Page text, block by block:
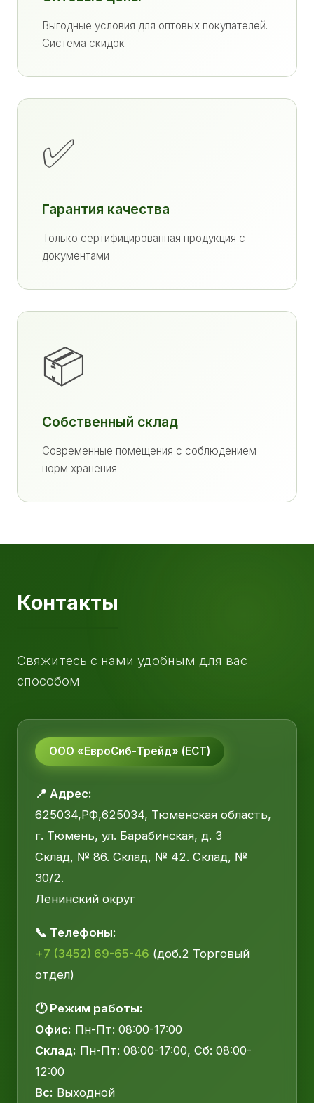
Выгодные условия для оптовых покупателей.
Система скидок
✅
Гарантия качества
Только сертифицированная продукция с
документами
📦
Собственный склад
Современные помещения с соблюдением
норм хранения
Контакты
Свяжитесь с нами удобным для вас
способом
ООО «ЕвроСиб-Трейд» (ЕСТ)
📍 Адрес:
625034,РФ,625034, Тюменская область,
г. Тюмень, ул. Барабинская, д. 3
Склад, № 86. Склад, № 42. Склад, №
30/2.
Ленинский округ
📞 Телефоны:
+7 (3452) 69-65-46 (доб.2 Торговый
отдел)
🕐 Режим работы:
Офис: Пн-Пт: 08:00-17:00
Склад: Пн-Пт: 08:00-17:00, Сб: 08:00-
12:00
Вс: Выходной